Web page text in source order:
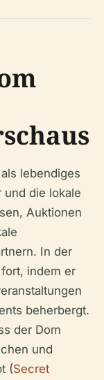
lebendiges
und die lokale
Auktionen
In der
indem er
beherbergt.
der Dom
und
(Secret